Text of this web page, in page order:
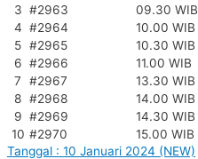
3 #2963
09.30 WIB
4 #2964
10.00 WIB
5 #2965
10.30 WIB
6 #2966
11.00 WIB
7
#2967
13.30 WIB
8 #2968
14.00 WIB
9 #2969
14.30 WIB
10 #2970
15.00 WIB
Tanggal : 10 Januari 2024 (NEW)